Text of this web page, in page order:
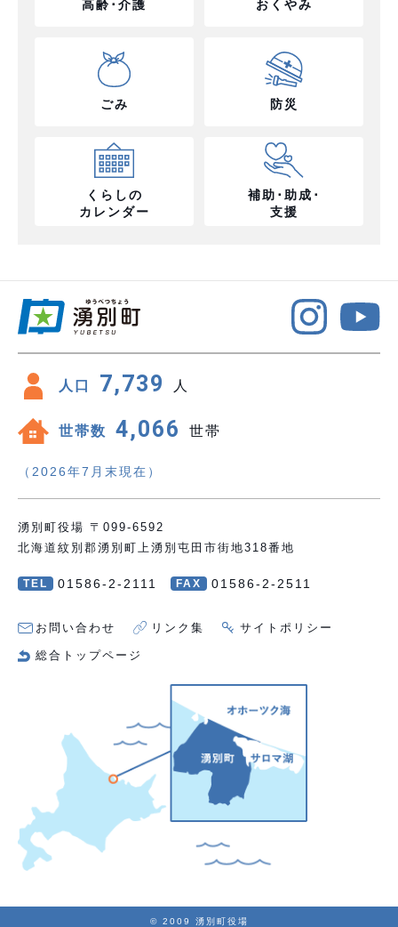
高齢･介護 おくやみ
ごみ 防災
くらしの
カレンダー
補助･助成･
支援
人口 7,739 人
世帯数 4,066 世帯
（2026年7月末現在）
湧別町役場 〒099-6592
北海道紋別郡湧別町上湧別屯田市街地318番地
TEL 01586-2-2111 FAX 01586-2-2511
お問い合わせ リンク集 サイトポリシー
総合トップページ
© 2009 湧別町役場